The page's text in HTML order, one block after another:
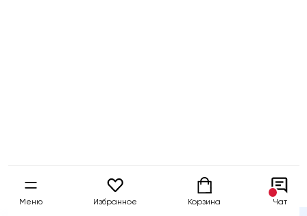
тест-драйв
Гарантия 5
Меню Избранное Корзина Чат